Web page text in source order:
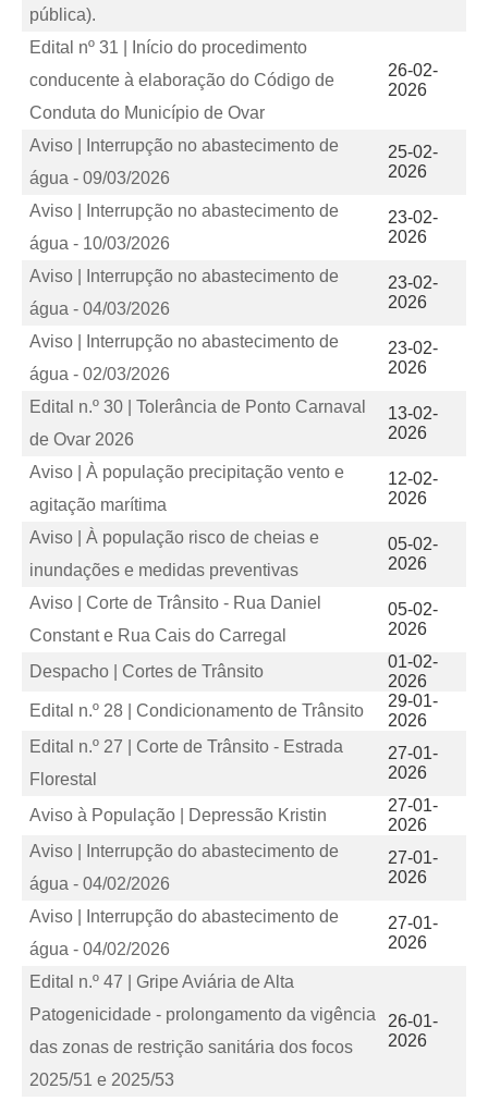
pública).
Edital nº 31 | Início do procedimento
conducente à elaboração do Código de
Conduta do Município de Ovar
26-02-
2026
Aviso | Interrupção no abastecimento de
água - 09/03/2026
25-02-
2026
Aviso | Interrupção no abastecimento de
água - 10/03/2026
23-02-
2026
Aviso | Interrupção no abastecimento de
água - 04/03/2026
23-02-
2026
Aviso | Interrupção no abastecimento de
água - 02/03/2026
23-02-
2026
Edital n.º 30 | Tolerância de Ponto Carnaval
de Ovar 2026
13-02-
2026
Aviso | À população precipitação vento e
agitação marítima
12-02-
2026
Aviso | À população risco de cheias e
inundações e medidas preventivas
05-02-
2026
Aviso | Corte de Trânsito - Rua Daniel
Constant e Rua Cais do Carregal
05-02-
2026
Despacho | Cortes de Trânsito
01-02-
2026
Edital n.º 28 | Condicionamento de Trânsito
29-01-
2026
Edital n.º 27 | Corte de Trânsito - Estrada
Florestal
27-01-
2026
Aviso à População | Depressão Kristin
27-01-
2026
Aviso | Interrupção do abastecimento de
água - 04/02/2026
27-01-
2026
Aviso | Interrupção do abastecimento de
água - 04/02/2026
27-01-
2026
Edital n.º 47 | Gripe Aviária de Alta
Patogenicidade - prolongamento da vigência
das zonas de restrição sanitária dos focos
2025/51 e 2025/53
26-01-
2026